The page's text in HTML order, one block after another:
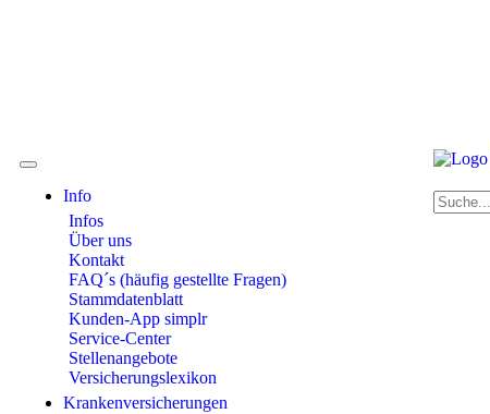
Info
Infos
Über uns
Kontakt
FAQ´s (häufig gestellte Fragen)
Stammdatenblatt
Kunden-App simplr
Service-Center
Stellenangebote
Versicherungslexikon
Krankenversicherungen